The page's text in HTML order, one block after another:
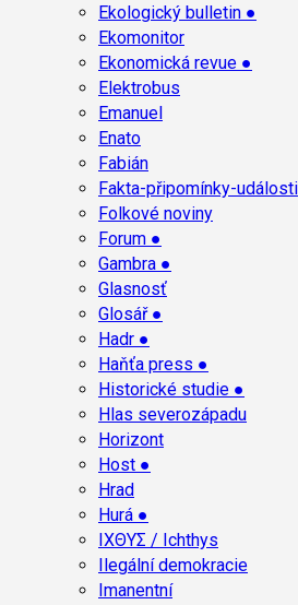
Ekologický bulletin ●
Ekomonitor
Ekonomická revue ●
Elektrobus
Emanuel
Enato
Fabián
Fakta-připomínky-události
Folkové noviny
Forum ●
Gambra ●
Glasnosť
Glosář ●
Hadr ●
Haňťa press ●
Historické studie ●
Hlas severozápadu
Horizont
Host ●
Hrad
Hurá ●
ΙΧΘΥΣ / Ichthys
Ilegální demokracie
Imanentní